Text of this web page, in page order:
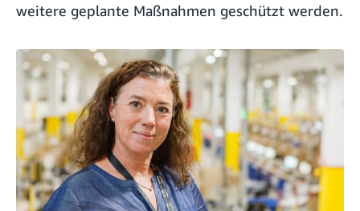
weitere geplante Maßnahmen geschützt werden.